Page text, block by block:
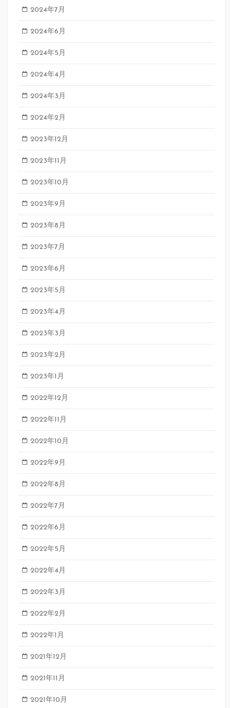
2024年7月
2024年6月
2024年5月
2024年4月
2024年3月
2024年2月
2023年12月
2023年11月
2023年10月
2023年9月
2023年8月
2023年7月
2023年6月
2023年5月
2023年4月
2023年3月
2023年2月
2023年1月
2022年12月
2022年11月
2022年10月
2022年9月
2022年8月
2022年7月
2022年6月
2022年5月
2022年4月
2022年3月
2022年2月
2022年1月
2021年12月
2021年11月
2021年10月